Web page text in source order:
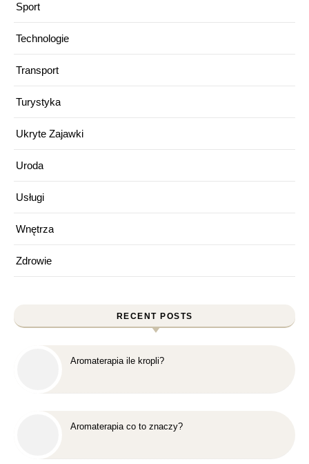
Sport
Technologie
Transport
Turystyka
Ukryte Zajawki
Uroda
Usługi
Wnętrza
Zdrowie
RECENT POSTS
Aromaterapia ile kropli?
Aromaterapia co to znaczy?